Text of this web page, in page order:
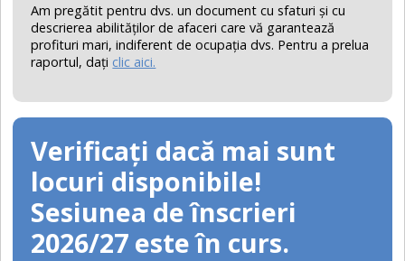
Am pregătit pentru dvs. un document cu sfaturi şi cu
descrierea abilităţilor de afaceri care vă garantează
profituri mari, indiferent de ocupaţia dvs. Pentru a prelua
raportul, daţi clic aici.
Verificați dacă mai sunt
locuri disponibile!
Sesiunea de înscrieri
2026/27 este în curs.